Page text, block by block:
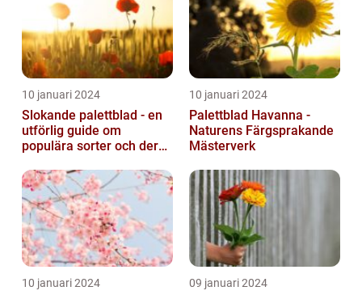
10 januari 2024
Slokande palettblad - en
utförlig guide om
populära sorter och deras
10 januari 2024
Palettblad Havanna -
Naturens Färgsprakande
Mästerverk
10 januari 2024 09 januari 2024